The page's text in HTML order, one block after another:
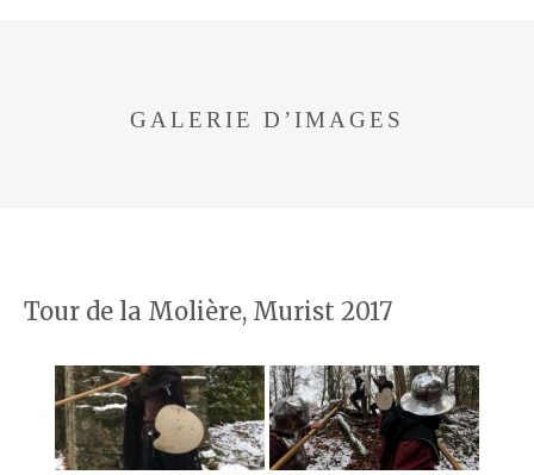
GALERIE D’IMAGES
Tour de la Molière, Murist 2017